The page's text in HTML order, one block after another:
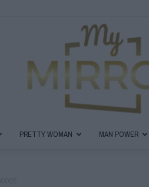
PRETTY WOMAN MAN POWER